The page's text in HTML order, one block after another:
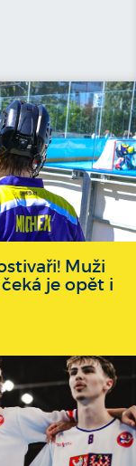
Muži
je opět i